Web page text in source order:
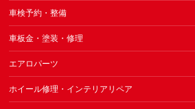
車検予約・整備
車板金・塗装・修理
エアロパーツ
ホイール修理・インテリアリペア